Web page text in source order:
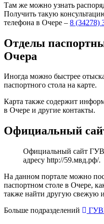
Там же можно узнать
Получить такую
телефона в Очере – 8 (34278)
Отделы
Очера
Иногда можно быстрее
паспортного стола на карте.
Карта также содержит
в Очере и другие контакты.
Официальный
Официальный сайт
адресу http://59.мвд.рф/.
На данном портале можно
паспортном столе в Очере,
также найти другую свежую
Больше подразделений